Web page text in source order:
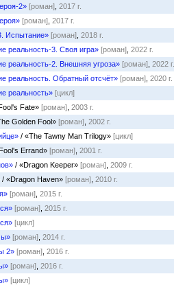
2» [роман] 2017 г.
[роман] 2017 г.
Испытание» [роман] 2018 г.
реальность-3. Своя игра» [роман] 2022 г.
реальность-2. Внешняя угроза» [роман] 2022 г.
реальность. Обратный отсчëт» [роман] 2020 г.
реальность» [цикл]
Fate» [роман] 2003 г.
Golden Fool» [роман] 2002 г.
/ «The Tawny Man Trilogy» [цикл]
Errand» [роман] 2001 г.
/ «Dragon Keeper» [роман] 2009 г.
/ «Dragon Haven» [роман] 2010 г.
[роман] 2015 г.
[роман] 2015 г.
[цикл]
[роман] 2014 г.
2» [роман] 2016 г.
[роман] 2016 г.
[цикл]